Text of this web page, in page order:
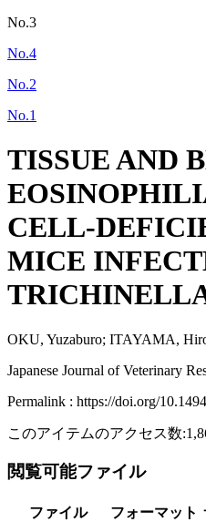
No.3
No.4
No.2
No.1
TISSUE AND
CELL-
MICE
OKU, Yuzaburo; ITAYAMA,
Japanese Journal of Veterinary
Permalink : https://doi.org/
このアイテムのアクセス数:
閲覧可能ファイル
ファイル フォーマット